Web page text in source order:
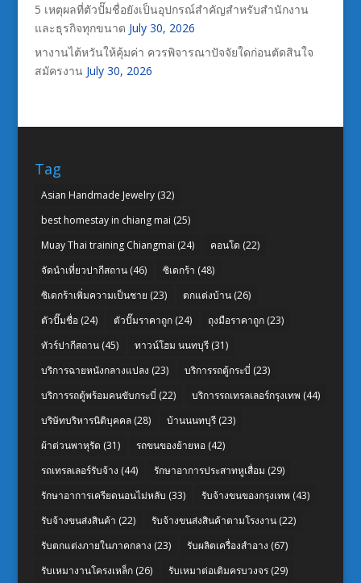
5 เหตุผลที่ตัวปั๊มชื่อยังเป็นอุปกรณ์สำคัญสำหรับสำนักงาน
และธุรกิจทุกขนาด July 30, 2026
หางานไต้หวันให้คุ้มค่า ควรพิจารณาปัจจัยใดก่อนตัดสินใจ
สมัครงาน July 30, 2026
Tag
Asian Handmade Jewelry(32)
best homestay in chiang mai (25)
Muay Thai training Chiangmai (24) คอนโด (22)
จัดนำเที่ยวปากีสถาน(46) ซิเดกร้า (48)
ซิเดกร้าเพิ่มความเป็นชาย (23) ตกแต่งบ้าน(26)
ตัวปั๊มชื่อ(24) ตัวปั๊มราคาถูก(24) ถุงมือราคาถูก(23)
ทัวร์ปากีสถาน(45) ทาวน์โฮม นนทบุรี(31)
บริการฉายหนังกลางแปลง (23) บริการรถตู้กระบี่ (23)
บริการรถตู้พร้อมคนขับกระบี่ (22) บริการรถเทรลเลอร์กรุงเทพ (44)
บริษัทบริหารนิติบุคคล(28) บ้านนนทบุรี(23)
ผ้าต่วนพาหุรัด (31) รถขนของย้ายหอ(42)
รถเทรลเลอร์รับจ้าง (44) รักษาอาการประสาทหูเสื่อม (29)
รักษาอาการเครียดนอนไม่หลับ (33) รับจ้างขนของกรุงเทพ (43)
รับจ้างขนส่งสินค้า (22) รับจ้างขนส่งสินค้าตามโรงงาน(22)
รับตกแต่งภายในภาคกลาง (23) รับผลิตเครื่องสำอาง (67)
รับเหมางานโครงเหล็ก(26) รับเหมาต่อเติมครบวงจร(29)